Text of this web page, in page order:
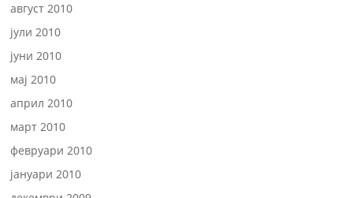
август 2010
јули 2010
јуни 2010
мај 2010
април 2010
март 2010
февруари 2010
јануари 2010